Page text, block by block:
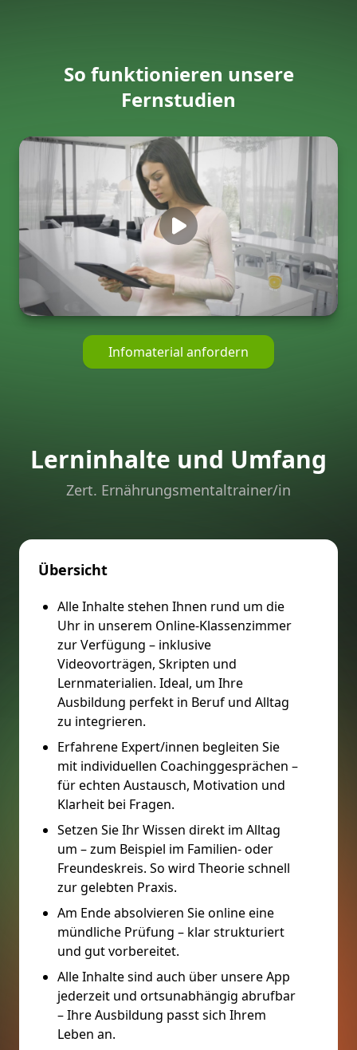
So funktionieren unsere
Fernstudien
Infomaterial anfordern
Lerninhalte und Umfang
Zert. Ernährungsmentaltrainer/in
Übersicht
Alle Inhalte stehen Ihnen rund um die
Uhr in unserem Online-Klassenzimmer
zur Verfügung – inklusive
Videovorträgen, Skripten und
Lernmaterialien. Ideal, um Ihre
Ausbildung perfekt in Beruf und Alltag
zu integrieren.
Erfahrene Expert/innen begleiten Sie
mit individuellen Coachinggesprächen –
für echten Austausch, Motivation und
Klarheit bei Fragen.
Setzen Sie Ihr Wissen direkt im Alltag
um – zum Beispiel im Familien- oder
Freundeskreis. So wird Theorie schnell
zur gelebten Praxis.
Am Ende absolvieren Sie online eine
mündliche Prüfung – klar strukturiert
und gut vorbereitet.
Alle Inhalte sind auch über unsere App
jederzeit und ortsunabhängig abrufbar
– Ihre Ausbildung passt sich Ihrem
Leben an.